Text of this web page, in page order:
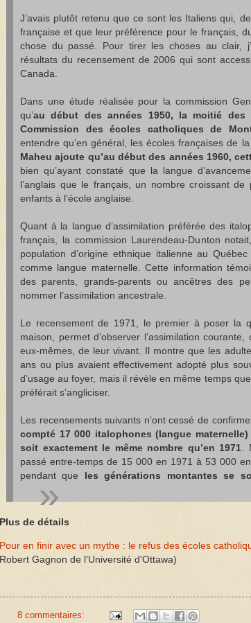
J’avais plutôt retenu que ce sont les Italiens qui,
française et que leur préférence pour le français,
chose du passé. Pour tirer les choses au clair,
résultats du recensement de 2006 qui sont
Canada.
Dans une étude réalisée pour la commission
qu’au début des années 1950, la moitié
Commission des écoles catholiques de
entendre qu’en général, les écoles françaises de
Maheu ajoute qu’au début des années 1960,
bien qu’ayant constaté que la langue
l’anglais que le français, un nombre croissant de
enfants à l’école anglaise.
Quant à la langue d’assimilation préférée des
français, la commission Laurendeau-Dunton
population d’origine ethnique italienne au
comme langue maternelle. Cette information
des parents, grands-parents ou ancêtres des
nommer l’assimilation ancestrale.
Le recensement de 1971, le premier à poser la
maison, permet d’observer l’assimilation
eux-mêmes, de leur vivant. Il montre que les
ans ou plus avaient effectivement adopté plus
d’usage au foyer, mais il révèle en même temps
préférait s’angliciser.
Les recensements suivants n’ont cessé de
compté 17 000 italophones (langue
soit exactement le même nombre qu’en 1971.
passé entre-temps de 15 000 en 1971 à 53 000
pendant que
les générations montantes se
Plus de détails
Pour en finir avec un mythe : le refus des écoles
Robert Gagnon de l'Université d'Ottawa)
8 commentaires: